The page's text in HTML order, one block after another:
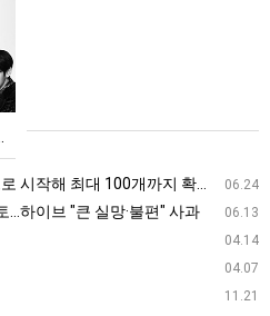
06.24
는 아직 확정되지 않았지만, 시장 대표성이나 거래량을 고려해 선정할 계획이다.
06.13
…하이브 "큰 실망·불편" 사과
04.14
04.07
11.21